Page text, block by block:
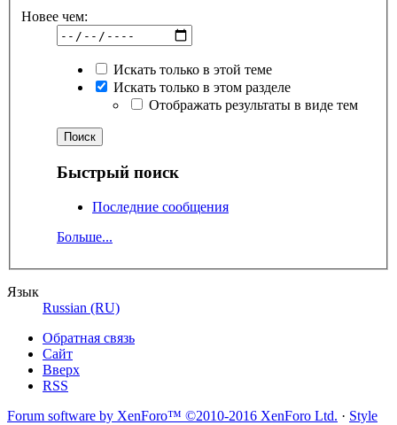
Новее чем:
Искать только в этой теме
Искать только в этом разделе
Отображать результаты в виде тем
Быстрый поиск
Последние сообщения
Больше...
Язык
Russian (RU)
Обратная связь
Сайт
Вверх
RSS
Forum software by XenForo™ ©2010-2016 XenForo Ltd. · Style